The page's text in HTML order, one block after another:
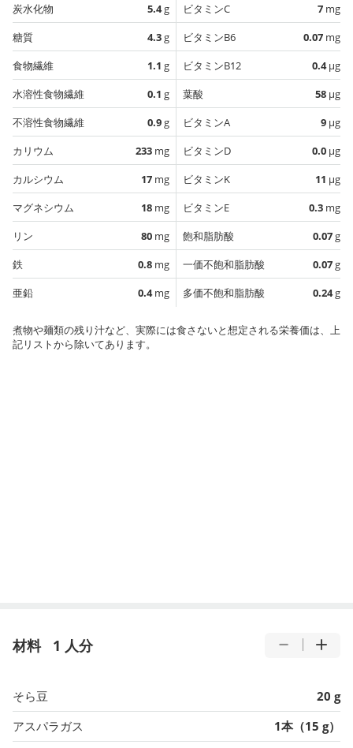
炭水化物
5.4g
糖質
4.3g
食物繊維
1.1 g
水溶性食物繊維
0.1 g
不溶性食物繊維
0.9g
カリウム
233 mg
カルシウム
17 mg
マグネシウム
18 mg
リン
80 mg
鉄
0.8 mg
亜鉛
0.4mg
ビタミンC
7 mg
ビタミンB6
0.07 mg
ビタミンB12
0.4µg
葉酸
58 µg
ビタミンA
9 µg
ビタミンD
0.0 µg
ビタミンK
11 µg
ビタミンE
0.3 mg
飽和脂肪酸
0.07g
一価不飽和脂肪酸
0.07g
多価不飽和脂肪酸
0.24g
煮物や麺類の残り汁など、実際には食さないと想定される栄養価は、上
記リストから除いてあります。
材料 1 人分
そら豆
20 g
アスパラガス
1本（15 g）